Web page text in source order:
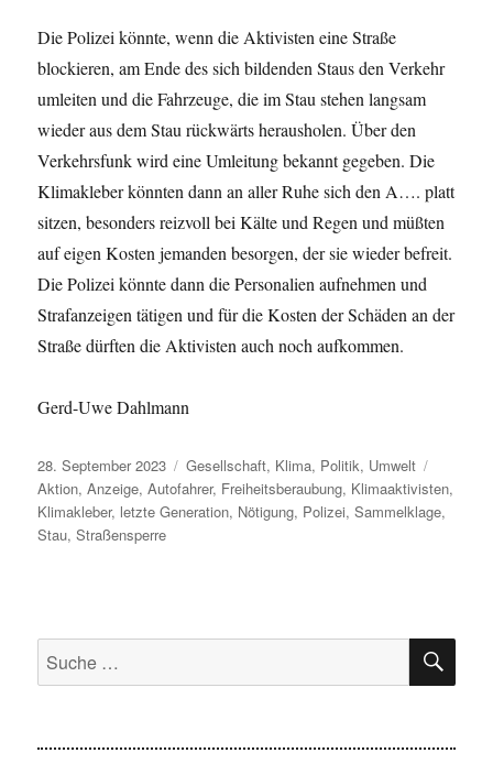
Die Polizei könnte, wenn die Aktivisten eine Straße
blockieren, am Ende des sich bildenden Staus den Verkehr
umleiten und die Fahrzeuge, die im Stau stehen langsam
wieder aus dem Stau rückwärts herausholen. Über den
Verkehrsfunk wird eine Umleitung bekannt gegeben. Die
Klimakleber könnten dann an aller Ruhe sich den A…. platt
sitzen, besonders reizvoll bei Kälte und Regen und müßten
auf eigen Kosten jemanden besorgen, der sie wieder befreit.
Die Polizei könnte dann die Personalien aufnehmen und
Strafanzeigen tätigen und für die Kosten der Schäden an der
Straße dürften die Aktivisten auch noch aufkommen.
Gerd-Uwe Dahlmann
Veröffentlicht
am
28. September 2023 Kategorien
Gesellschaft, Klima, Politik, Umwelt
Aktion,Anzeige,Autofahrer, Freiheitsberaubung, Klimaaktivisten,
Klimakleber, letzte Generation, Nötigung, Polizei,Sammelklage,
Stau,Straßensperre
Suche
nach: